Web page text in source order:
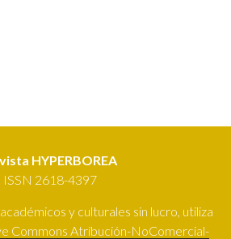
HYPERBOREA
ISSN 2618-4397
y culturales sin lucro, utiliza
Commons Atribución-NoComercial-